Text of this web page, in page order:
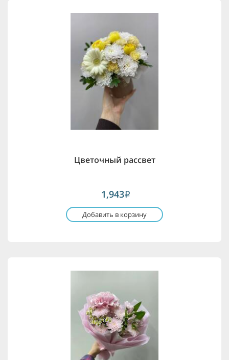
Цветочный рассвет
1,943i
Добавить в корзину